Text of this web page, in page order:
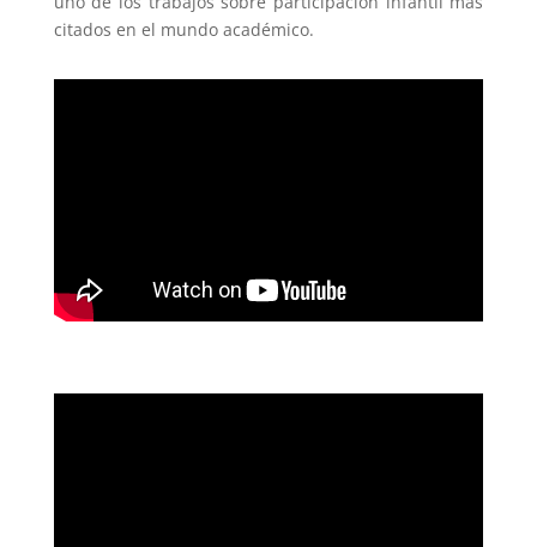
citados en el mundo académico.